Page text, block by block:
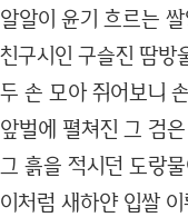
알알이 윤기 흐르는
친구시인 구슬진 땀방
두 손 모아 쥐어보니
앞벌에 펼쳐진 그 검
그 흙을 적시던 도랑
이처럼 새하얀 입쌀